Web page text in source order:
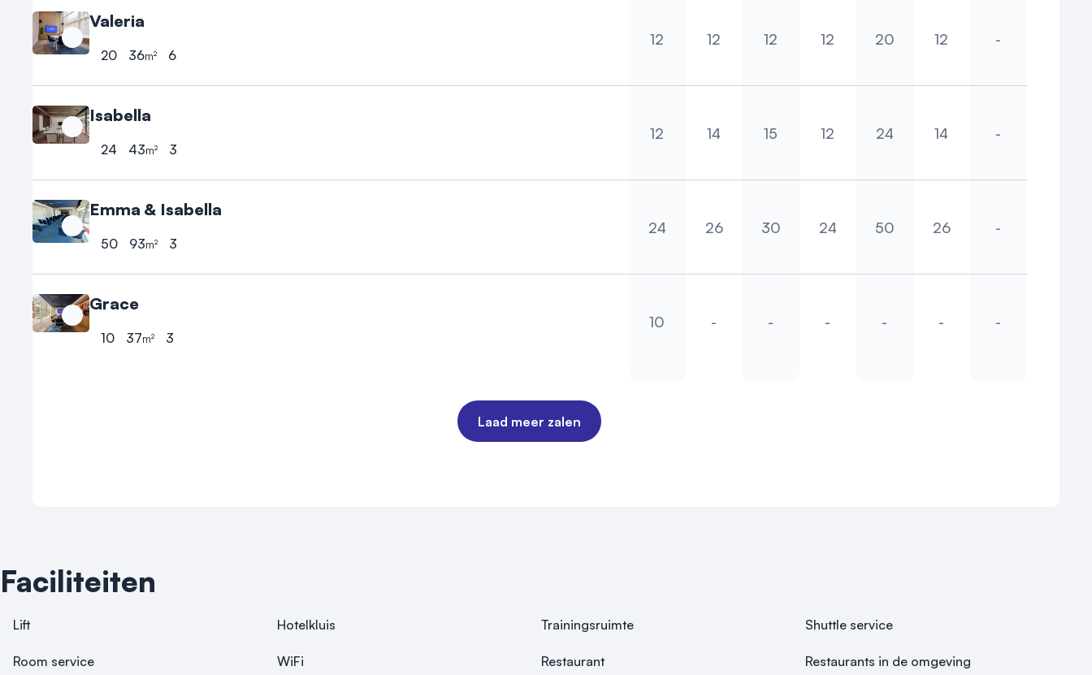
Valeria
Hoogste aantal personen
20
Oppervlakte
36m²
Hoogte
6 Boardroom
12
Carré
12
Cabaret
12
School
12
Theater
20
U-vorm
12 -
Isabella
Hoogste aantal personen
24
Oppervlakte
43m²
Hoogte
3 Boardroom
12
Carré
14
Cabaret
15
School
12
Theater
24
U-vorm
14 -
Emma & Isabella
Hoogste aantal personen
50
Oppervlakte
93m²
Hoogte
3 Boardroom
24
Carré
26
Cabaret
30
School
24
Theater
50
U-vorm
26 -
Grace
Hoogste aantal personen
10
Oppervlakte
37m²
Hoogte
3 Boardroom
10 - - - - - -
Laad meer zalen
Faciliteiten
Lift Hotelkluis Trainingsruimte Shuttle service
Room service WiFi Restaurant Restaurants in de omgeving